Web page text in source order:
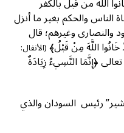
الناس والحكم بغير ما أنزل
والنصارى وغيرهم؛ قال
اللَّهَ مِنْ قَبْلُ﴾(الأنفال:
﴿إِنَّمَا النَّسِيءُ زِيَادَةٌ
رئيس السودان والذي